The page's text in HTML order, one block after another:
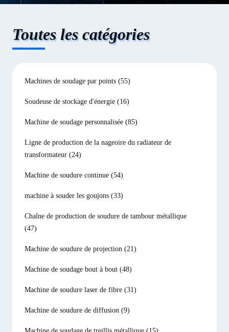
Toutes les catégories
Machines de soudage par points (55)
Soudeuse de stockage d'énergie (16)
Machine de soudage personnalisée (85)
Ligne de production de la nageoire du radiateur de
transformateur (24)
Machine de soudure continue (54)
machine à souder les goujons (33)
Chaîne de production de soudure de tambour métallique
(47)
Machine de soudure de projection (21)
Machine de soudage bout à bout (48)
Machine de soudure laser de fibre (31)
Machine de soudure de diffusion (9)